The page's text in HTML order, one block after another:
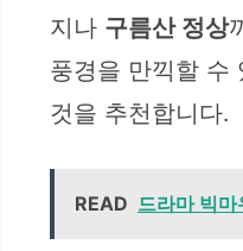
지나 구름산 정상
풍경을 만끽할 수
것을 추천합니다.
READ 드라마 빅